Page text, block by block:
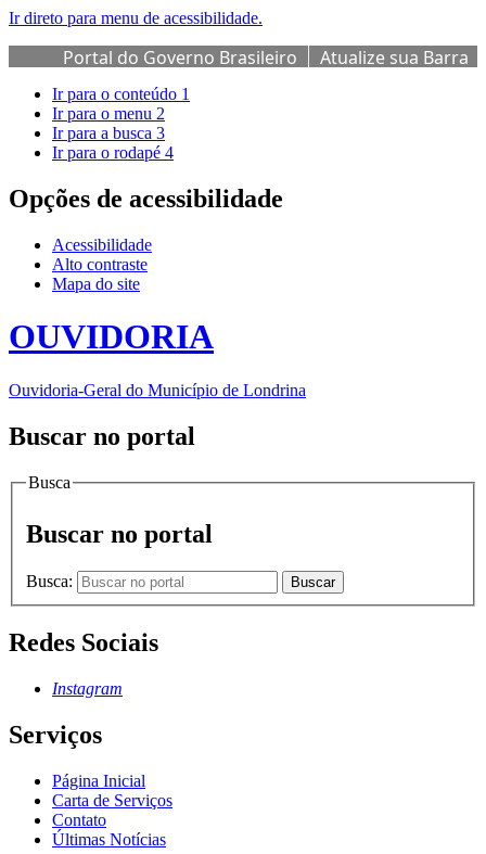
Ir direto para menu de acessibilidade.
Portal do Governo Brasileiro
Atualize sua Barra
de Governo
Ir para o conteúdo 1
Ir para o menu 2
Ir para a busca 3
Ir para o rodapé 4
Opções de acessibilidade
Acessibilidade
Alto contraste
Mapa do site
OUVIDORIA
Ouvidoria-Geral do Município de Londrina
Buscar no portal
Busca
Buscar no portal
Busca: Buscar
Redes Sociais
Instagram
Serviços
Página Inicial
Carta de Serviços
Contato
Últimas Notícias